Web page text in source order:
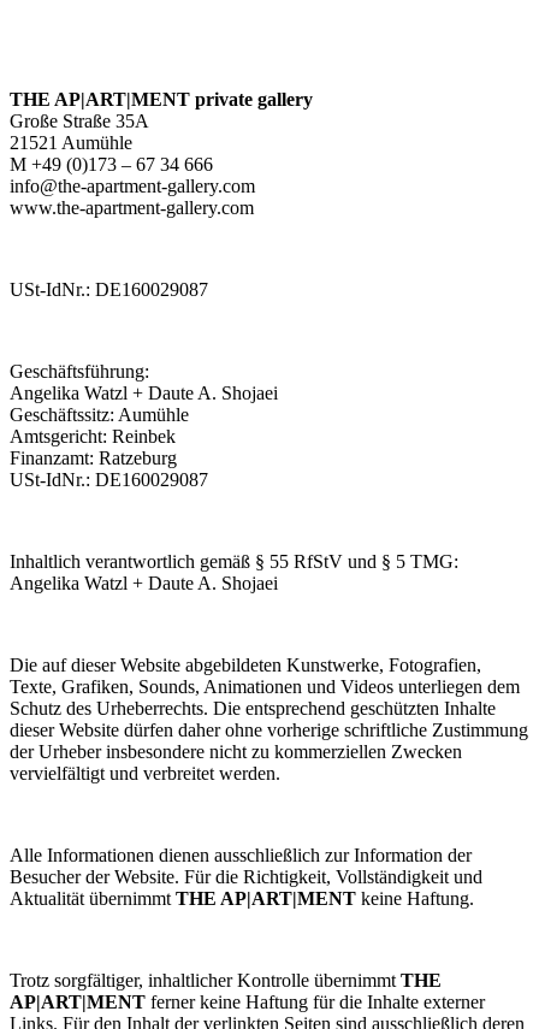
THE AP|ART|MENT private gallery
Große Straße 35A
21521 Aumühle
M +49 (0)173 – 67 34 666
info@the-apartment-gallery.com
www.the-apartment-gallery.com
USt-IdNr.: DE160029087
Geschäftsführung:
Angelika Watzl + Daute A. Shojaei
Geschäftssitz: Aumühle
Amtsgericht: Reinbek
Finanzamt: Ratzeburg
USt-IdNr.: DE160029087
Inhaltlich verantwortlich gemäß § 55 RfStV und § 5 TMG:
Angelika Watzl + Daute A. Shojaei
Die auf dieser Website abgebildeten Kunstwerke, Fotografien,
Texte, Grafiken, Sounds, Animationen und Videos unterliegen dem
Schutz des Urheberrechts. Die entsprechend geschützten Inhalte
dieser Website dürfen daher ohne vorherige schriftliche Zustimmung
der Urheber insbesondere nicht zu kommerziellen Zwecken
vervielfältigt und verbreitet werden.
Alle Informationen dienen ausschließlich zur Information der
Besucher der Website. Für die Richtigkeit, Vollständigkeit und
Aktualität übernimmtTHE AP|ART|MENT keine Haftung.
Trotz sorgfältiger, inhaltlicher Kontrolle übernimmtTHE
AP|ART|MENT ferner keine Haftung für die Inhalte externer
Links. Für den Inhalt der verlinkten Seiten sind ausschließlich deren